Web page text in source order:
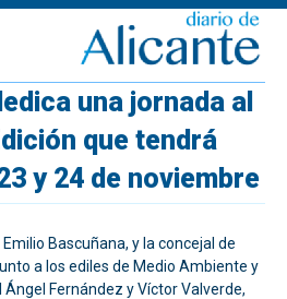
una jornada al
que tendrá
y 24 de noviembre
Bascuñana, y la concejal de
a los ediles de Medio Ambiente y
Ángel Fernández y Víctor Valverde,